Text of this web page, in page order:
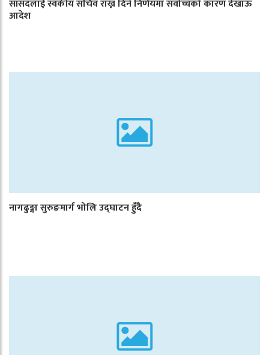
सांसदलाई स्वकीय सचिव राख्न दिने निर्णयमा सर्वोच्चको कारण देखाऊ
आदेश
नागढुङ्गा सुरुङमार्ग भोलि उद्घाटन हुँदै